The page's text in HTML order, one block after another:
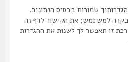
שמורות בבסיס הנתונים.
למשתמש; את הקישור לדף זה
תאפשר לך לשנות את ההגדרות